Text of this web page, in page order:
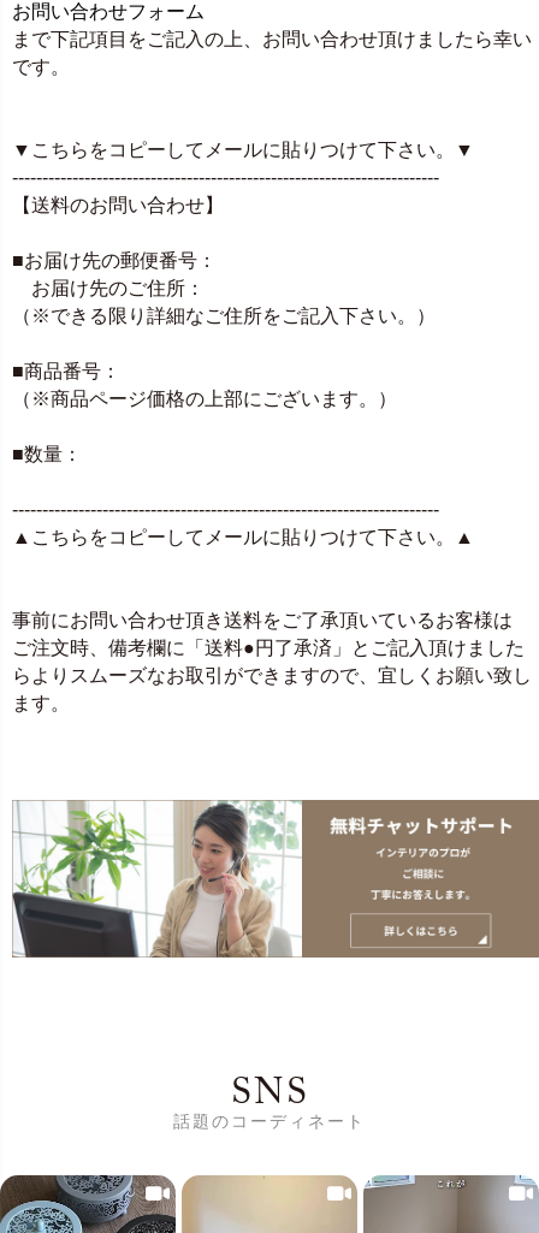
お問い合わせフォーム
まで下記項目をご記入の上、お問い合わせ頂けましたら幸い
です。
▼こちらをコピーしてメールに貼りつけて下さい。▼
-----------------------------------------------------------------------
【送料のお問い合わせ】
■お届け先の郵便番号：
お届け先のご住所：
（※できる限り詳細なご住所をご記入下さい。）
■商品番号：
（※商品ページ価格の上部にございます。）
■数量：
-----------------------------------------------------------------------
▲こちらをコピーしてメールに貼りつけて下さい。▲
事前にお問い合わせ頂き送料をご了承頂いているお客様は
ご注文時、備考欄に「送料●円了承済」とご記入頂けました
らよりスムーズなお取引ができますので、宜しくお願い致し
ます。
SNS
話題のコーディネート